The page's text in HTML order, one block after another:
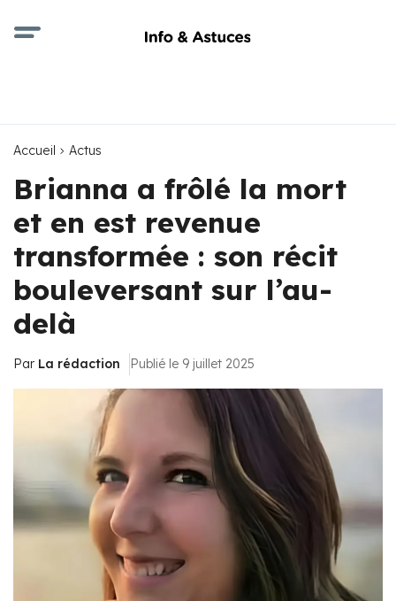
Accueil Actus
Brianna a frôlé la mort
et en est revenue
transformée : son récit
bouleversant sur l’au-
delà
Par La rédaction Publié le 9 juillet 2025